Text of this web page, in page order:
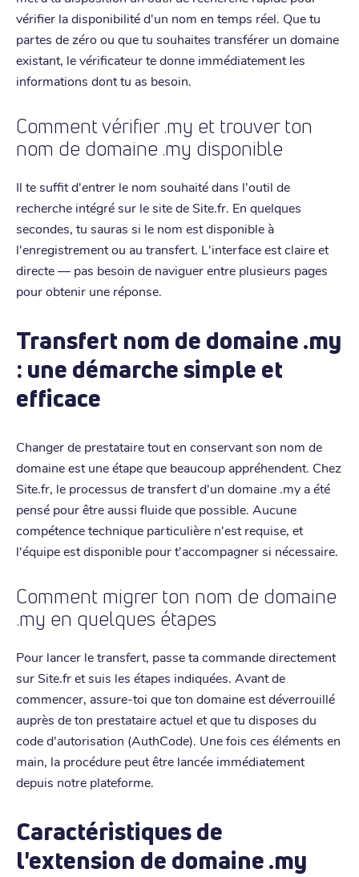
vérifier la disponibilité d'un nom en temps réel. Que tu
partes de zéro ou que tu souhaites transférer un domaine
existant, le vérificateur te donne immédiatement les
informations dont tu as besoin.
Comment vérifier .my et trouver ton
nom de domaine .my disponible
Il te suffit d'entrer le nom souhaité dans l'outil de
recherche intégré sur le site de Site.fr. En quelques
secondes, tu sauras si le nom est disponible à
l'enregistrement ou au transfert. L'interface est claire et
directe — pas besoin de naviguer entre plusieurs pages
pour obtenir une réponse.
Transfert nom de domaine .my
: une démarche simple et
efficace
Changer de prestataire tout en conservant son nom de
domaine est une étape que beaucoup appréhendent. Chez
Site.fr, le processus de transfert d'un domaine .my a été
pensé pour être aussi fluide que possible. Aucune
compétence technique particulière n'est requise, et
l'équipe est disponible pour t'accompagner si nécessaire.
Comment migrer ton nom de domaine
.my en quelques étapes
Pour lancer le transfert, passe ta commande directement
sur Site.fr et suis les étapes indiquées. Avant de
commencer, assure-toi que ton domaine est déverrouillé
auprès de ton prestataire actuel et que tu disposes du
code d'autorisation (AuthCode). Une fois ces éléments en
main, la procédure peut être lancée immédiatement
depuis notre plateforme.
Caractéristiques de
l'extension de domaine .my